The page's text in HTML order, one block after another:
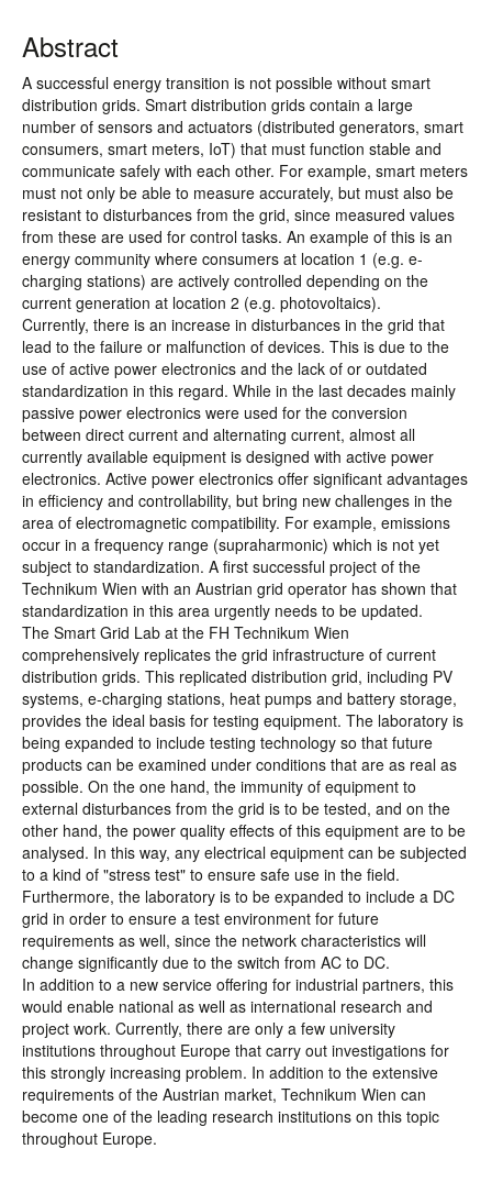
Abstract
A successful energy transition is not possible without smart
distribution grids. Smart distribution grids contain a large
number of sensors and actuators (distributed generators, smart
consumers, smart meters, IoT) that must function stable and
communicate safely with each other. For example, smart meters
must not only be able to measure accurately, but must also be
resistant to disturbances from the grid, since measured values
from these are used for control tasks. An example of this is an
energy community where consumers at location 1 (e.g. e-
charging stations) are actively controlled depending on the
current generation at location 2 (e.g. photovoltaics).
Currently, there is an increase in disturbances in the grid that
lead to the failure or malfunction of devices. This is due to the
use of active power electronics and the lack of or outdated
standardization in this regard. While in the last decades mainly
passive power electronics were used for the conversion
between direct current and alternating current, almost all
currently available equipment is designed with active power
electronics. Active power electronics offer significant advantages
in efficiency and controllability, but bring new challenges in the
area of electromagnetic compatibility. For example, emissions
occur in a frequency range (supraharmonic) which is not yet
subject to standardization. A first successful project of the
Technikum Wien with an Austrian grid operator has shown that
standardization in this area urgently needs to be updated.
The Smart Grid Lab at the FH Technikum Wien
comprehensively replicates the grid infrastructure of current
distribution grids. This replicated distribution grid, including PV
systems, e-charging stations, heat pumps and battery storage,
provides the ideal basis for testing equipment. The laboratory is
being expanded to include testing technology so that future
products can be examined under conditions that are as real as
possible. On the one hand, the immunity of equipment to
external disturbances from the grid is to be tested, and on the
other hand, the power quality effects of this equipment are to be
analysed. In this way, any electrical equipment can be subjected
to a kind of "stress test" to ensure safe use in the field.
Furthermore, the laboratory is to be expanded to include a DC
grid in order to ensure a test environment for future
requirements as well, since the network characteristics will
change significantly due to the switch from AC to DC.
In addition to a new service offering for industrial partners, this
would enable national as well as international research and
project work. Currently, there are only a few university
institutions throughout Europe that carry out investigations for
this strongly increasing problem. In addition to the extensive
requirements of the Austrian market, Technikum Wien can
become one of the leading research institutions on this topic
throughout Europe.